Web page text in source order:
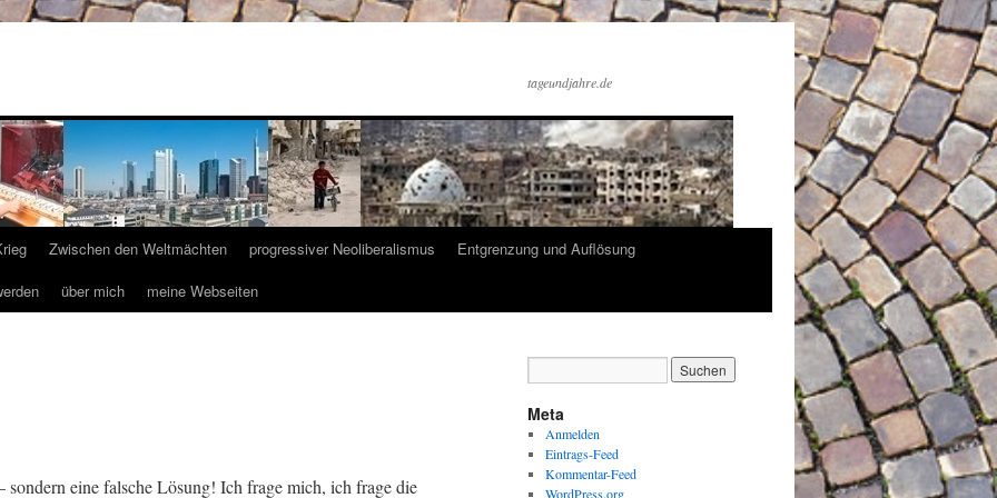
tageundjahre.de
Zwischen den Weltmächten progressiver Neoliberalismus
Entgrenzung und Auflösung
über mich meine Webseiten
sondern eine falsche Lösung! Ich frage mich, ich frage die
Meta
Anmelden
Eintrags-Feed
Kommentar-Feed
WordPress.org